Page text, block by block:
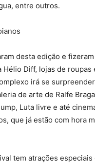
entre outros.
desta edição e
Hélio Diff, lojas de
irá se
de arte de Ralfe
Luta livre e até
que já estão com hora
tem atrações